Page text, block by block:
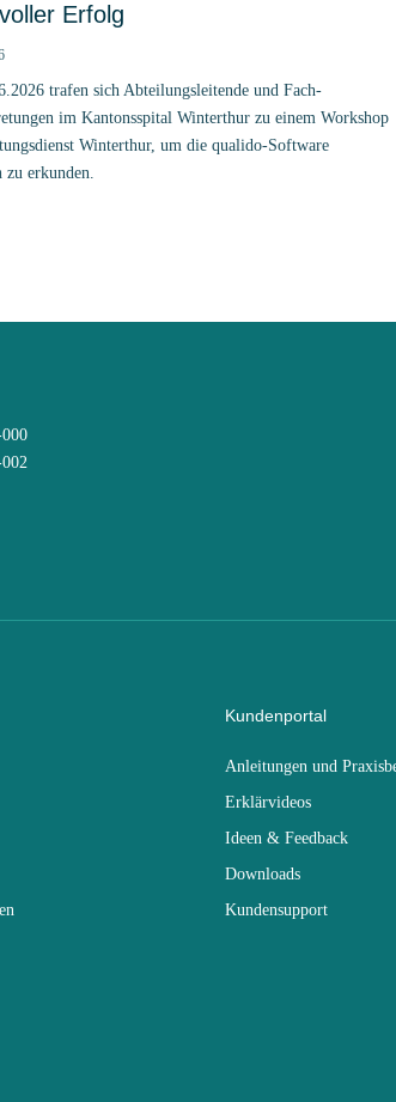
Erfolg
trafen sich Abteilungsleitende und Fach-
im Kantonsspital Winterthur zu einem Workshop
Winterthur, um die qualido-Software
zu erkunden.
Kundenportal
Anleitungen und
Erklärvideos
Ideen & Feedback
Downloads
Kundensupport